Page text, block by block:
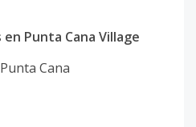
Punta Cana Village
Punta Cana